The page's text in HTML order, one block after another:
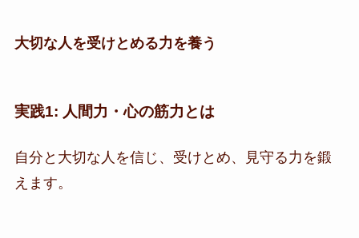
大切な人を受けとめる力を養う
実践1: 人間力・心の筋力とは
自分と大切な人を信じ、受けとめ、見守る力を鍛
えます。